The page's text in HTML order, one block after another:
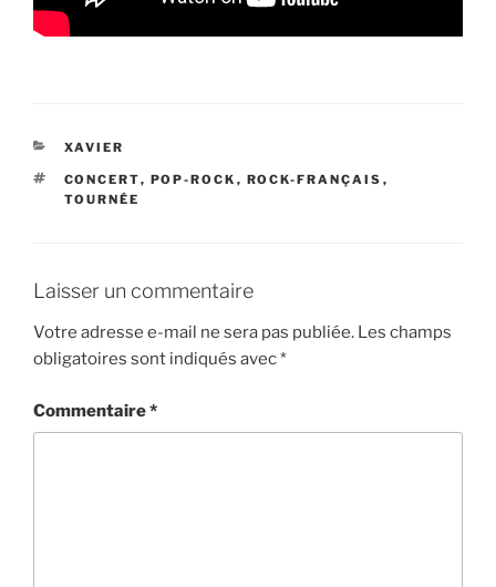
CATÉGORIES
XAVIER
ÉTIQUETTES
CONCERT, POP-ROCK , ROCK-FRANÇAIS ,
TOURNÉE
Laisser un commentaire
Votre adresse e-mail ne sera pas publiée. Les champs
obligatoires sont indiqués avec*
Commentaire*